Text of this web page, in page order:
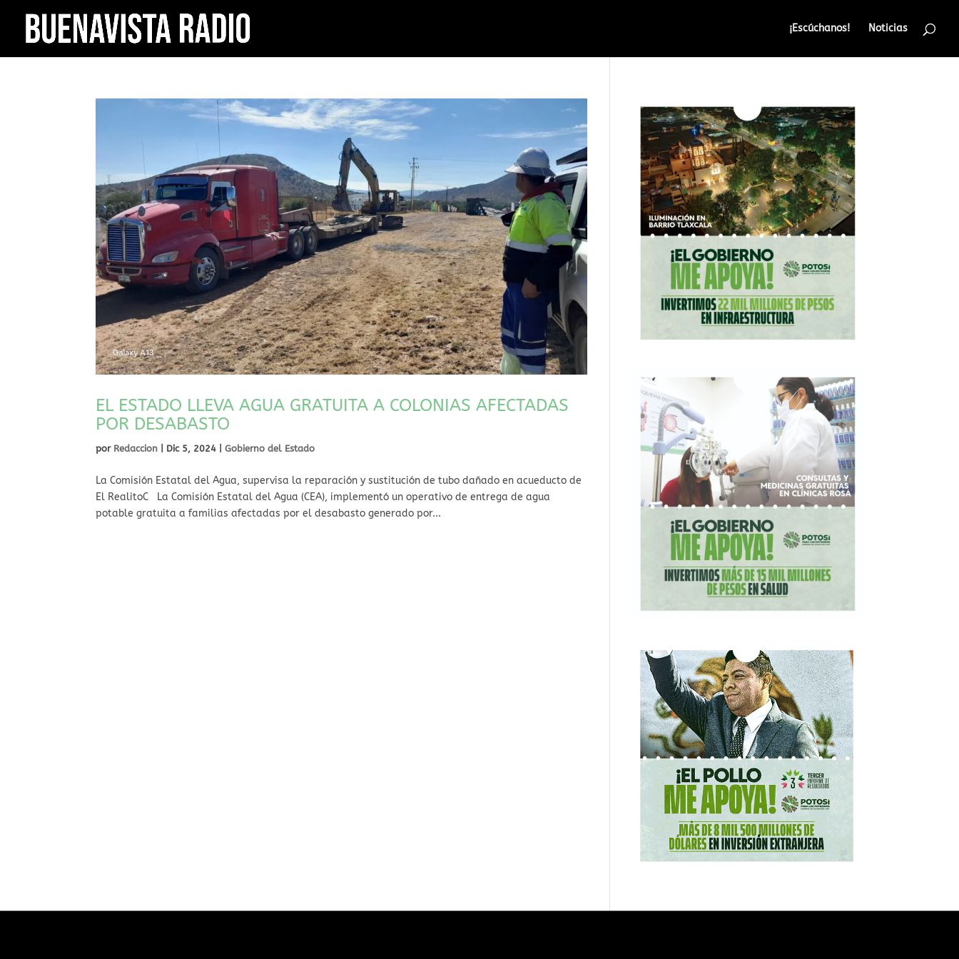
¡Escúchanos! Noticias
EL ESTADO LLEVA AGUA GRATUITA A COLONIAS AFECTADAS
POR DESABASTO
por Redaccion Dic 5, 2024 |Gobierno del Estado
La Comisión Estatal del Agua, supervisa la reparación y sustitución de tubo dañado en acueducto de
El RealitoC La Comisión Estatal del Agua (CEA), implementó un operativo de entrega de agua
potable gratuita a familias afectadas por el desabasto generado por...